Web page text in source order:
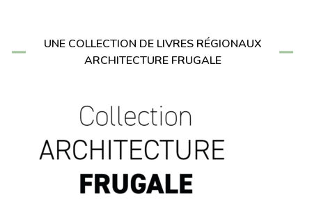
UNE COLLECTION DE LIVRES RÉGIONAUX
ARCHITECTURE FRUGALE